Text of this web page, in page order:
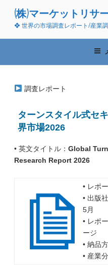
ン
(株)マーケットリサ
❖ 世界の市場調査レポート/産業
調査レポート
ターンスタイル式セ
界市場2026
• 英文タイトル： Global
Research Report 2026
• レポ
• 出版
5月
• レポ
ージ
• 納品
• 産業